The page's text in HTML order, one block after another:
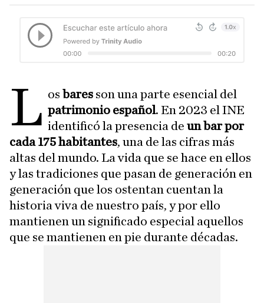
L osbares son una parte esencial del
patrimonio español. En 2023 el INE
identificó la presencia de un bar por
cada 175 habitantes, una de las cifras más
altas del mundo. La vida que se hace en ellos
y las tradiciones que pasan de generación en
generación que los ostentan cuentan la
historia viva de nuestro país, y por ello
mantienen un significado especial aquellos
que se mantienen en pie durante décadas.